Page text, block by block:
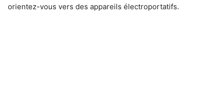
orientez-vous vers des appareils électroportatifs.